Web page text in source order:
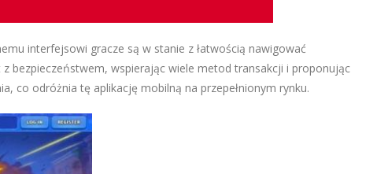
interfejsowi gracze są w stanie z łatwością nawigować
bezpieczeństwem, wspierając wiele metod transakcji i proponując
co odróżnia tę aplikację mobilną na przepełnionym rynku.